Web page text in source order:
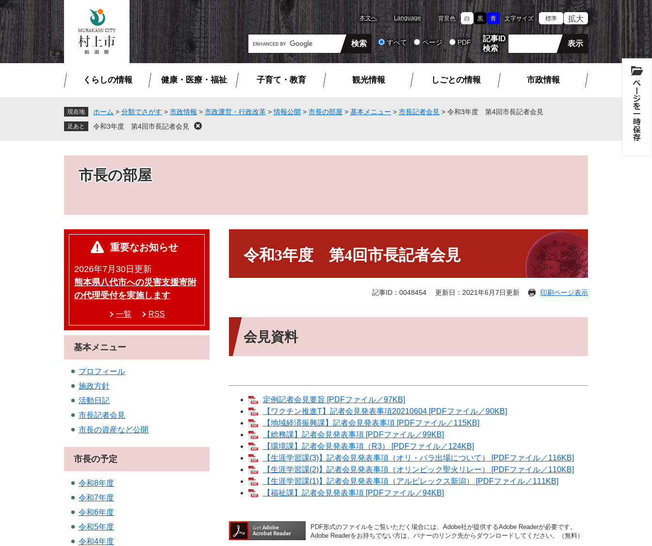
ペ
ー
ジ
の
先
頭
メ
ニ
ュ
ー
を
飛
本文へ Language 背景色 白 黒 青 文字サイズ 標準 拡大
G
o
o
カ
検
すべて ページ PDF
記事ID
検索
くらしの情報 健康・医療・福祉 子育て・教育 観光情報 しごとの情報 市政情報
現在地 ホーム > 分類でさがす > 市政情報 > 市政運営・行政改革 >情報公開 > 市長の部屋 > 基本メニュー > 市長記者会見 > 令和3年度 第4回市長記者会見
令和3年度 第4回市長記者会見
閉
市長の部屋
令和3年度 第4回市長記者会見
記事ID：0048454 更新日：2021年6月7日更新 印刷ページ表示
会見資料
定例記者会見要旨 [PDFファイル／97KB]
【ワクチン推進T】記者会見発表事項20210604 [PDFファイル／90KB]
【地域経済振興課】記者会見発表事項 [PDFファイル／115KB]
【総務課】記者会見発表事項 [PDFファイル／99KB]
【環境課】記者会見発表事項（R3） [PDFファイル／124KB]
【生涯学習課(3)】記者会見発表事項（オリ・パラ出場について） [PDFファイル／116KB]
【生涯学習課(2)】記者会見発表事項（オリンピック聖火リレー） [PDFファイル／110KB]
【生涯学習課(1)】記者会見発表事項（アルビレックス新潟） [PDFファイル／111KB]
【福祉課】記者会見発表事項 [PDFファイル／94KB]
PDF形式のファイルをご覧いただく場合には、Adobe社が提供するAdobe Readerが必要です。
Adobe Readerをお持ちでない方は、バナーのリンク先からダウンロードしてください。（無料）
重要なお知らせ
2026年7月30日更新
熊本県八代市への災害支援寄附
の代理受付を実施します
一覧 RSS
基本メニュー
プロフィール
施政方針
活動日記
市長記者会見
市長の資産など公開
市長の予定
令和8年度
令和7年度
令和6年度
令和5年度
令和4年度